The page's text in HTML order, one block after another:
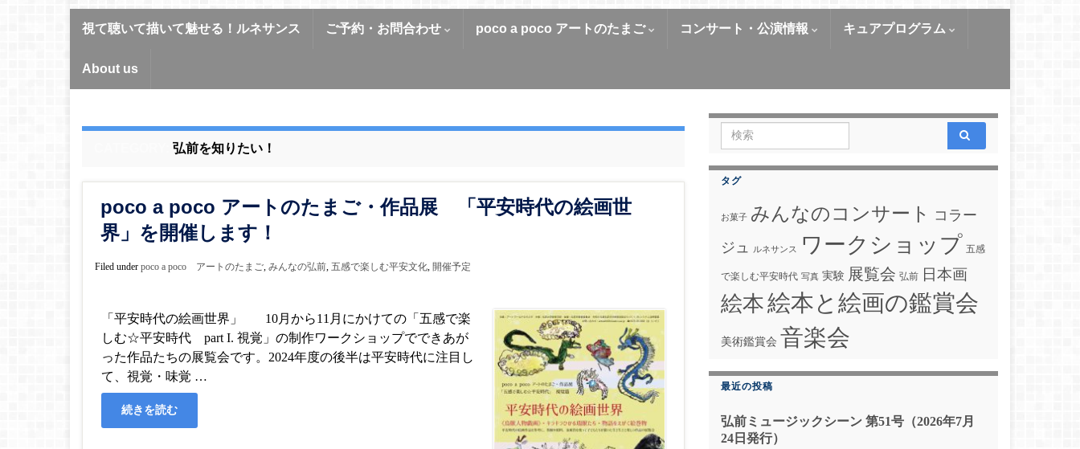
視て聴いて描いて魅せる！ルネサンス ご予約・お問合わせ poco a poco アートのたまご コンサート・公演情報 キュアプログラム
About us
弘前を知りたい！
poco a poco アートのたまご・作品展 「平安時代の絵画世
界」を開催します！
Filed under poco a poco アートのたまご, みんなの弘前, 五感で楽しむ平安文化, 開催予定
「平安時代の絵画世界」 10月から11月にかけての「五感で楽
しむ☆平安時代 part I. 視覚」の制作ワークショップでできあが
った作品たちの展覧会です。2024年度の後半は平安時代に注目し
て、視覚・味覚 …
続きを読む
Search for:
タグ
お菓子 みんなのコンサート
コラー
ジュ
ルネサンス ワークショップ 五感
で楽しむ平安時代 写真 実験 展覧会 弘前 日本画
絵本絵本と絵画の鑑賞会
美術鑑賞会 音楽会
最近の投稿
弘前ミュージックシーン 第51号（2026年7月
24日発行）